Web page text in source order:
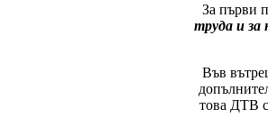
За първи
труда и за
Във
това ДТВ